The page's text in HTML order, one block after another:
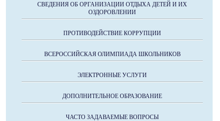
СВЕДЕНИЯ ОБ ОРГАНИЗАЦИИ ОТДЫХА ДЕТЕЙ И ИХ
ОЗДОРОВЛЕНИИ
ПРОТИВОДЕЙСТВИЕ КОРРУПЦИИ
ВСЕРОССИЙСКАЯ ОЛИМПИАДА ШКОЛЬНИКОВ
ЭЛЕКТРОННЫЕ УСЛУГИ
ДОПОЛНИТЕЛЬНОЕ ОБРАЗОВАНИЕ
ЧАСТО ЗАДАВАЕМЫЕ ВОПРОСЫ